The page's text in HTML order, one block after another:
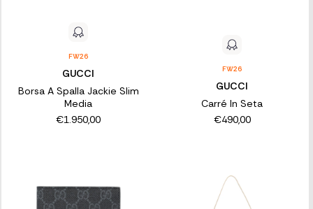
FW26
GUCCI
Borsa A Spalla Jackie Slim
Media
€1.950,00
FW26
GUCCI
Carré In Seta
€490,00